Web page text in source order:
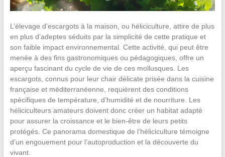
L’élevage d’escargots à la maison, ou héliciculture, attire de plus
en plus d’adeptes séduits par la simplicité de cette pratique et
son faible impact environnemental. Cette activité, qui peut être
menée à des fins gastronomiques ou pédagogiques, offre un
aperçu fascinant du cycle de vie de ces mollusques. Les
escargots, connus pour leur chair délicate prisée dans la cuisine
française et méditerranéenne, requièrent des conditions
spécifiques de température, d’humidité et de nourriture. Les
héliciculteurs amateurs doivent donc créer un habitat adapté
pour assurer la croissance et le bien-être de leurs petits
protégés. Ce panorama domestique de l’héliciculture témoigne
d’un engouement pour l’autoproduction et la découverte du
vivant.